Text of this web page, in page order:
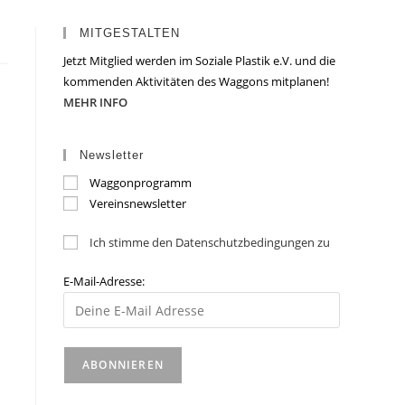
MITGESTALTEN
Jetzt Mitglied werden im Soziale Plastik e.V. und die
kommenden Aktivitäten des Waggons mitplanen!
MEHR INFO
Newsletter
Waggonprogramm
Vereinsnewsletter
Ich stimme den Datenschutzbedingungen zu
E-Mail-Adresse: